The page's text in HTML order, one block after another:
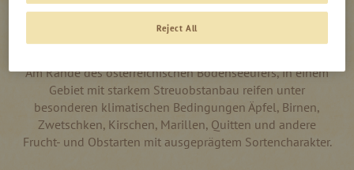
SCHNAPS, DER FREUDE MACHT
Am Rande des österreichischen Bodenseeufers, in einem
Gebiet mit starkem Streuobstanbau reifen unter
besonderen klimatischen Bedingungen Äpfel, Birnen,
Zwetschken, Kirschen, Marillen, Quitten und andere
Frucht- und Obstarten mit ausgeprägtem Sortencharakter.
Reject All